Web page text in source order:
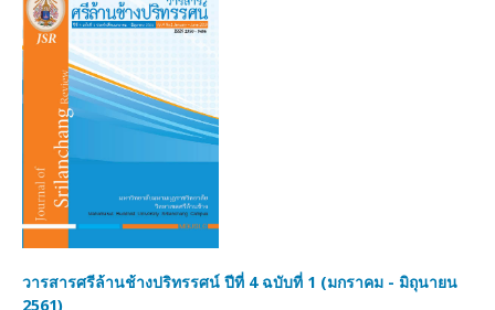
วารสารศรีล้านช้างปริทรรศน์ ปีที่ 4 ฉบับที่ 1 (มกราคม - มิถุนายน
2561)